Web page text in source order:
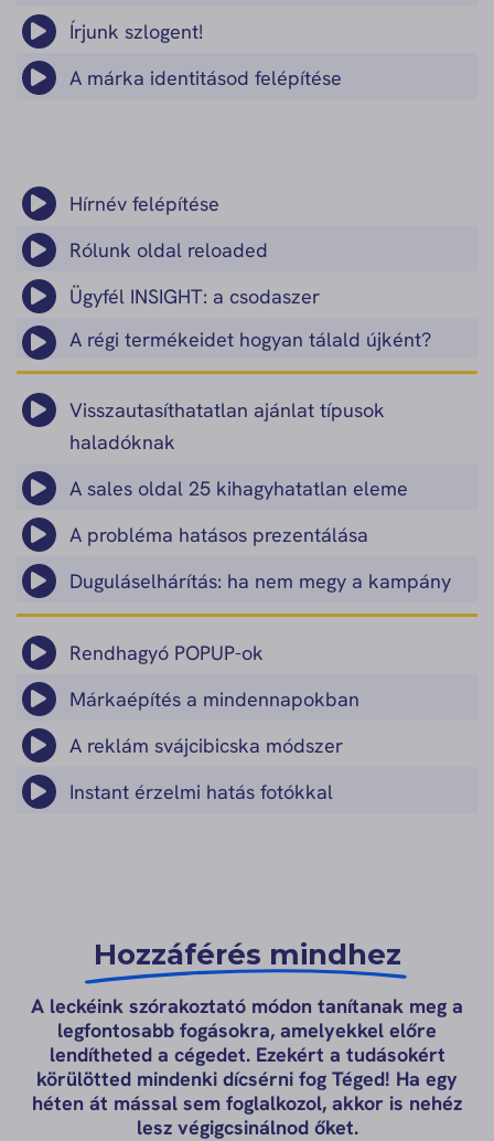
Írjunk szlogent!
A márka identitásod felépítése
Hírnév felépítése
Rólunk oldal reloaded
Ügyfél INSIGHT: a csodaszer
A régi termékeidet hogyan tálald újként?
Visszautasíthatatlan ajánlat típusok
haladóknak
A sales oldal 25 kihagyhatatlan eleme
A probléma hatásos prezentálása
Duguláselhárítás: ha nem megy a kampány
Rendhagyó POPUP-ok
Márkaépítés a mindennapokban
A reklám svájcibicska módszer
Instant érzelmi hatás fotókkal
Hozzáférés mindhez
A leckéink szórakoztató módon tanítanak meg a
legfontosabb fogásokra, amelyekkel előre
lendítheted a cégedet. Ezekért a tudásokért
körülötted mindenki dícsérni fog Téged! Ha egy
héten át mással sem foglalkozol, akkor is nehéz
lesz végigcsinálnod őket.